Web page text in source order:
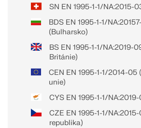
SN EN 1995-1-1/NA:2015-
BDS EN 1995-1-1/
(Bulharsko)
BS EN 1995-1-1/NA:2019-
Británie)
CEN EN 1995-1-1/2014-05
unie)
CYS EN 1995-1-1/
CZE EN 1995-1-1/
republika)